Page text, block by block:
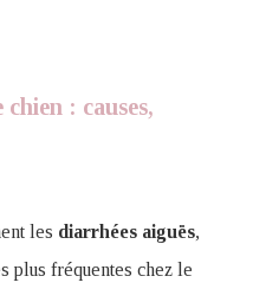
: causes,
les diarrhées aiguës,
plus fréquentes chez le